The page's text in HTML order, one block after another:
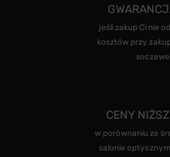
jeśli zakup Ci nie
kosztów przy
CENY
w porównaniu ze
salonie